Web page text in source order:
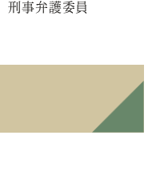
事弁護委員